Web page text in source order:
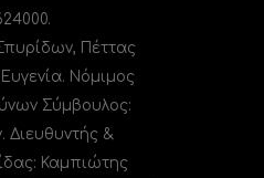
Πέττας
Νόμιμος
Σύμβουλος:
&
Καμπιώτης